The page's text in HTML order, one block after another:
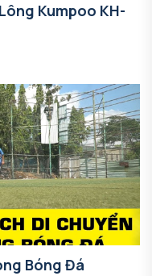
Kumpoo KH-
Bóng Đá